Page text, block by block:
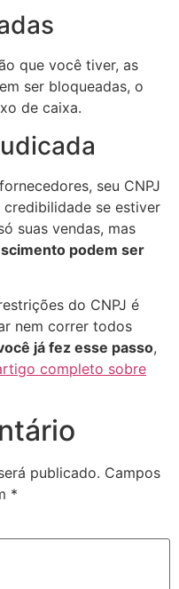
que você tiver, as
ser bloqueadas, o
de caixa.
seu CNPJ
se estiver
suas vendas, mas
podem ser
do CNPJ é
nem correr todos
já fez esse passo,
completo sobre
publicado. Campos
*